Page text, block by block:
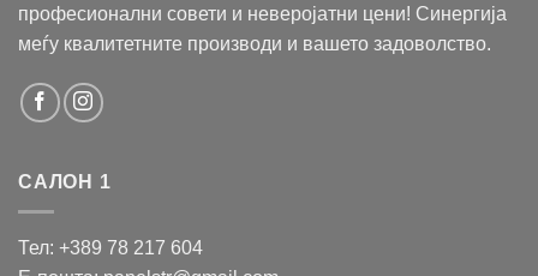
професионални совети и неверојатни цени! Синергија
меѓу квалитетните производи и вашето задоволство.
САЛОН 1
Тел: +389 78 217 604